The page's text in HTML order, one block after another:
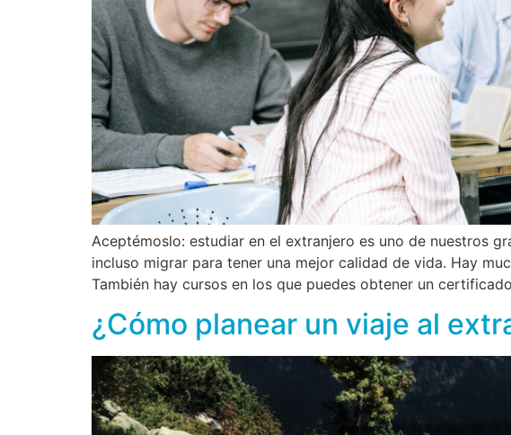
Aceptémoslo: estudiar en el extranjero es uno de nuestros
incluso migrar para tener una mejor calidad de vida. Hay
También hay cursos en los que puedes obtener un
¿Cómo planear un viaje al